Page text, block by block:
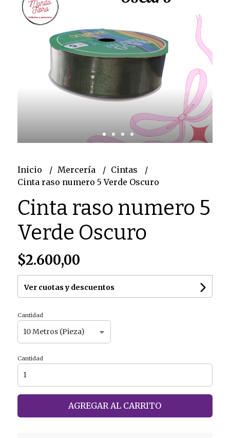
Inicio Mercería
Cintas
Cinta raso numero 5 Verde Oscuro
Cinta raso numero 5
Verde Oscuro
$2.600,00
Ver cuotas y descuentos
Cantidad
Cantidad
AGREGAR AL CARRITO